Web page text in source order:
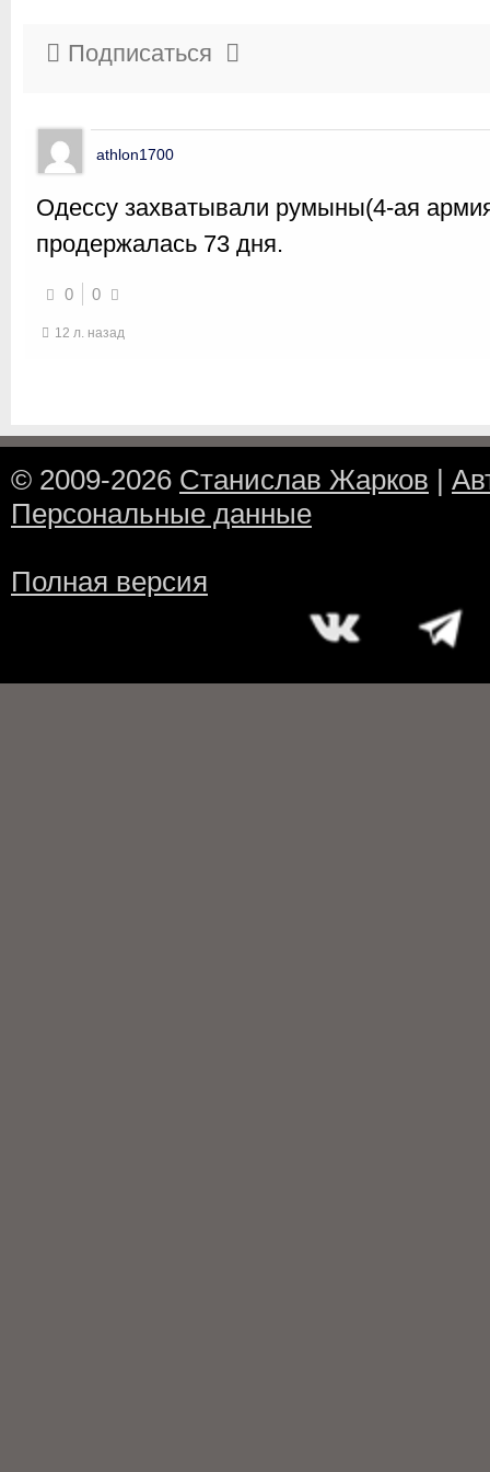
Подписаться
athlon1700
Одессу захватывали румыны(4-ая
продержалась 73 дня.
0 0
12 л. назад
© 2009-2026 Станислав Жарков |
Персональные данные
Полная версия